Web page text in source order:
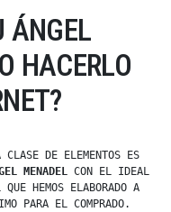
ÁNGEL
HACERLO
DE ELEMENTOS ES
MENADELCON EL IDEAL
HEMOS ELABORADO A
PARA EL COMPRADO.